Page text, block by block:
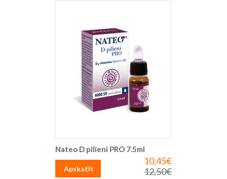
Nateo D pilieni PRO 7.5ml
Īpaša
cena
10,45€
Parastā
12,50€
Apskatīt